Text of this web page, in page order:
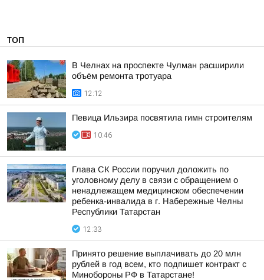
ТОП
В Челнах на проспекте Чулман расширили
объём ремонта тротуара
12:12
Певица Ильзира посвятила гимн строителям
10:46
Глава СК России поручил доложить по
уголовному делу в связи с обращением о
ненадлежащем медицинском обеспечении
ребенка-инвалида в г. Набережные Челны
Республики Татарстан
12:33
Принято решение выплачивать до 20 млн
рублей в год всем, кто подпишет контракт с
Минобороны РФ в Татарстане!